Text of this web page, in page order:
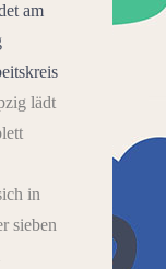
am
lädt
in
sieben